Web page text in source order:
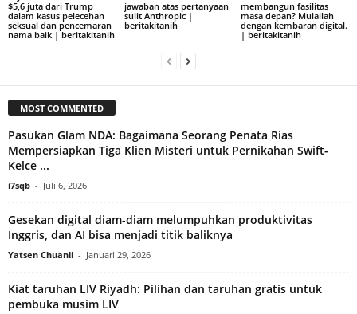
$5,6 juta dari Trump
dalam kasus pelecehan
seksual dan pencemaran
nama baik | beritakitanih
jawaban atas pertanyaan
sulit Anthropic |
beritakitanih
membangun fasilitas
masa depan? Mulailah
dengan kembaran digital.
| beritakitanih
MOST COMMENTED
Pasukan Glam NDA: Bagaimana Seorang Penata Rias
Mempersiapkan Tiga Klien Misteri untuk Pernikahan Swift-
Kelce ...
i7sqb - Juli 6, 2026
Gesekan digital diam-diam melumpuhkan produktivitas
Inggris, dan AI bisa menjadi titik baliknya
Yatsen Chuanli - Januari 29, 2026
Kiat taruhan LIV Riyadh: Pilihan dan taruhan gratis untuk
pembuka musim LIV